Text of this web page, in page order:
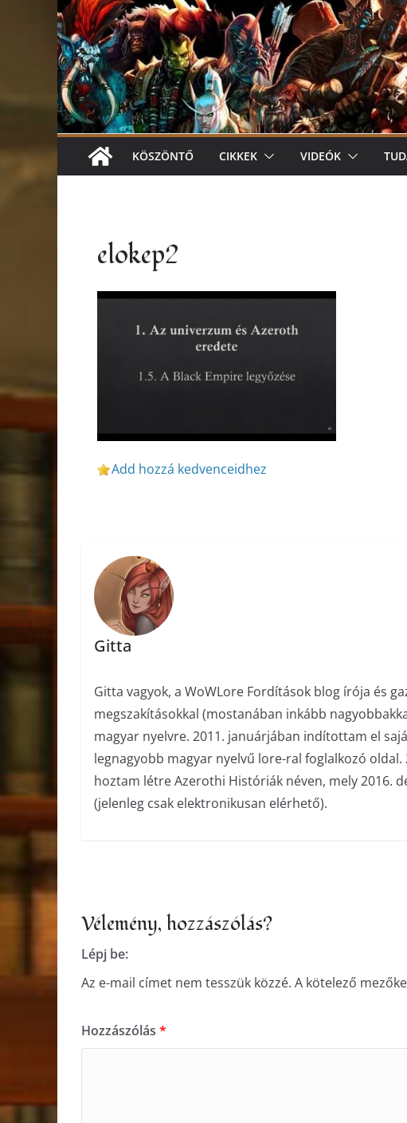
KÖSZÖNTŐ CIKKEK VIDEÓK
elokep2
Add hozzá kedvenceidhez
Gitta
Gitta vagyok, a WoWLore Fordítások blog írója és
megszakításokkal (mostanában inkább
magyar nyelvre. 2011. januárjában indítottam el
legnagyobb magyar nyelvű lore-ral foglalkozó
hoztam létre Azerothi Históriák néven, mely 2016.
(jelenleg csak elektronikusan elérhető).
Vélemény, hozzászólás?
Lépj be:
Az e-mail címet nem tesszük közzé. A kötelező
Hozzászólás *